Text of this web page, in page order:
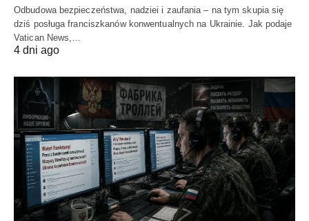
Odbudowa bezpieczeństwa, nadziei i zaufania – na tym skupia się
dziś posługa franciszkanów konwentualnych na Ukrainie. Jak podaje
Vatican News,…
4 dni ago